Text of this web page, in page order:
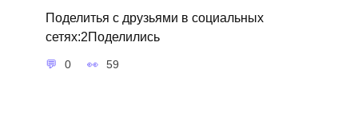
Поделитья с друзьями в социальных
сетях:2Поделились
0 59